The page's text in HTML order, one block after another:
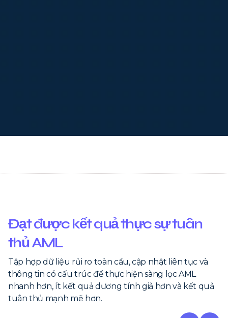
Đạt được kết quả thực sự tuân
thủ AML
Tập hợp dữ liệu rủi ro toàn cầu, cập nhật liên tục và
thông tin có cấu trúc để thực hiện sàng lọc AML
nhanh hơn, ít kết quả dương tính giả hơn và kết quả
tuân thủ mạnh mẽ hơn.